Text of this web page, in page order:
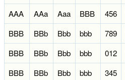
AAA
AAa Aaa BBB 456
BBB
BBb Bbb bbb 789
BBB
BBb Bbb bbb 012
BBB
BBb Bbb bbb 345